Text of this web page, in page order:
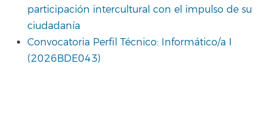
participación intercultural con el impulso de su
ciudadanía
Convocatoria Perfil Técnico: Informático/a I
(2026BDE043)